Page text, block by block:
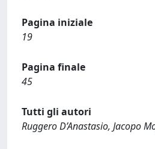
Pagina iniziale
19
Pagina finale
45
Tutti gli autori
Ruggero D’Anastasio, Jacopo